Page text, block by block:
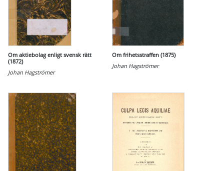
Om aktiebolag enligt svensk rätt
(1872)
Johan Hagströmer
Om frihetsstraffen (1875)
Johan Hagströmer